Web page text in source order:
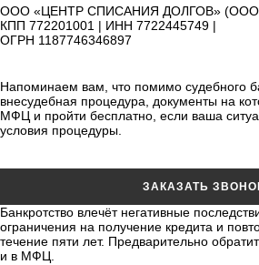
ООО «ЦЕНТР СПИСАНИЯ ДОЛГОВ» (ООО
КПП 772201001 | ИНН 7722445749 |
ОГРН 1187746346897
Напоминаем вам, что помимо судебного
внесудебная процедура, документы на
МФЦ и пройти бесплатно, если ваша
условия процедуры.
ЗАКАЗАТЬ
Банкротство влечёт негативные
ограничения на получение кредита и
течение пяти лет. Предварительно
и в МФЦ.